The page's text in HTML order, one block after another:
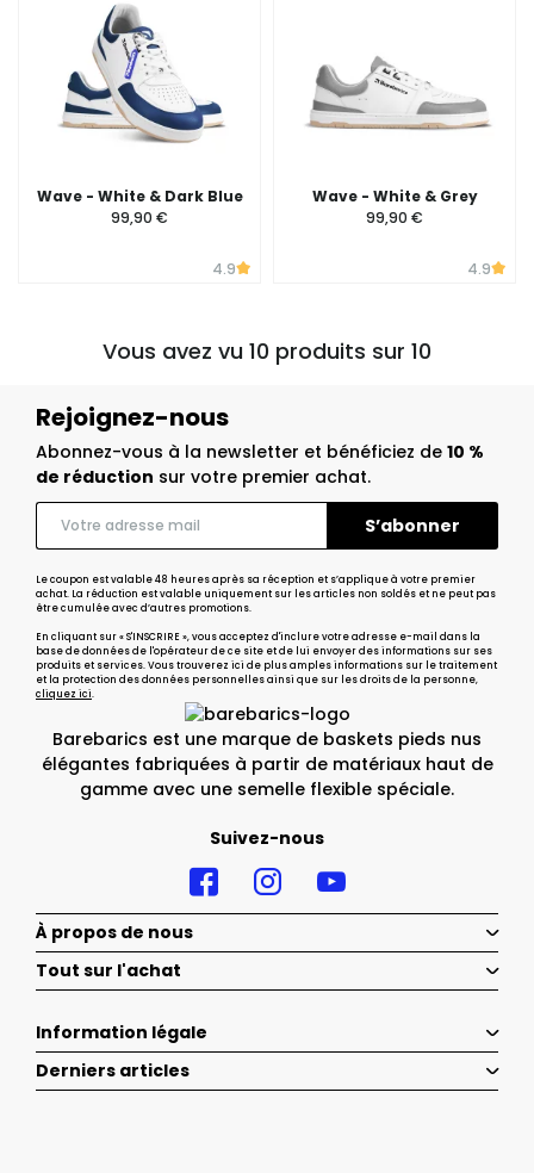
Wave - White & Dark Blue
99,90 €
4.9
Wave - White & Grey
99,90 €
4.9
Vous avez vu 10 produits sur 10
Barebarics est une marque de baskets pieds nus
élégantes fabriquées à partir de matériaux haut de
gamme avec une semelle flexible spéciale.
Suivez-nous
Rejoignez-nous
Abonnez-vous à la newsletter et bénéficiez de 10 %
de réduction sur votre premier achat.
Le coupon est valable 48 heures après sa réception et s’applique à votre premier
achat. La réduction est valable uniquement sur les articles non soldés et ne peut pas
être cumulée avec d’autres promotions.
En cliquant sur « S'INSCRIRE », vous acceptez d'inclure votre adresse e-mail dans la
base de données de l'opérateur de ce site et de lui envoyer des informations sur ses
produits et services. Vous trouverez ici de plus amples informations sur le traitement
et la protection des données personnelles ainsi que sur les droits de la personne,
cliquez ici.
À propos de nous
Tout sur l'achat
Information légale
Derniers articles